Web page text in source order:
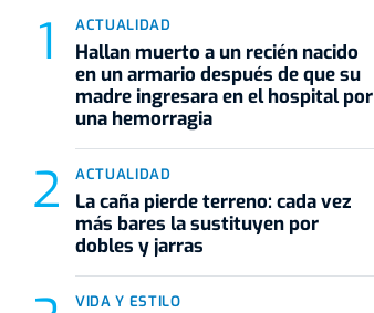
ACTUALIDAD
Hallan muerto a un recién nacido
en un armario después de que su
madre ingresara en el hospital por
una hemorragia
ACTUALIDAD
La caña pierde terreno: cada vez
más bares la sustituyen por
dobles y jarras
VIDA Y ESTILO